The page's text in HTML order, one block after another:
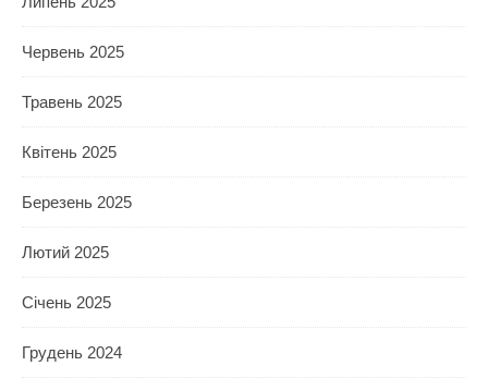
Червень 2025
Травень 2025
Квітень 2025
Березень 2025
Лютий 2025
Січень 2025
Грудень 2024